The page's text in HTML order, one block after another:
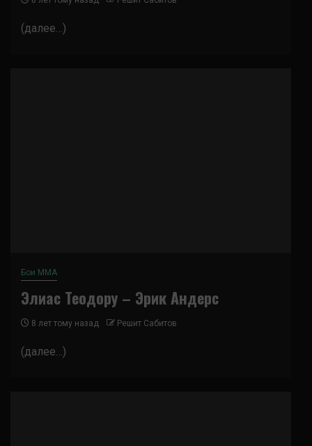
(далее…)
Бои ММА
Элиас Теодору – Эрик Андерс
8 лет тому назад Решит Сабитов
(далее…)